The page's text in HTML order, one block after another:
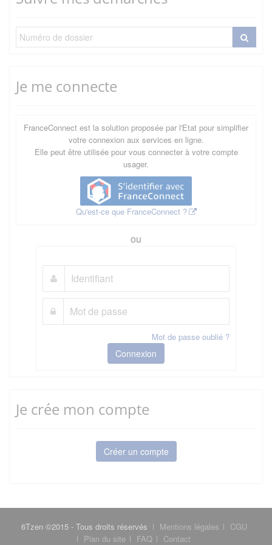
Je me connecte
FranceConnect est la solution proposée par l'Etat pour simplifier
votre connexion aux services en ligne.
Elle peut être utilisée pour vous connecter à votre compte
usager.
Qu'est-ce que FranceConnect ?
ou
Mot de passe oublié ?
Connexion
Je crée mon compte
Créer un compte
6Tzen ©2015 - Tous droits réservés Mentions légales
CGU
Plan du site
FAQ
Contact